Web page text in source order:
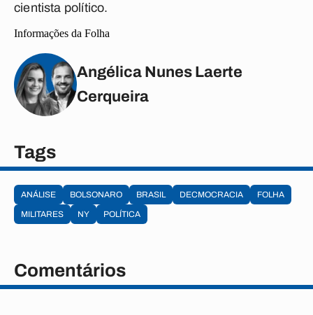
cientista político.
Informações da Folha
Angélica Nunes Laerte
Cerqueira
Tags
ANÁLISE BOLSONARO BRASIL DECMOCRACIA
FOLHA
MILITARES
NY POLÍTICA
Comentários